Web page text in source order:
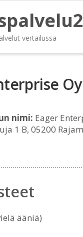
vertailussa
Oy
nimi: Eager
1 B, 05200
ääniä)